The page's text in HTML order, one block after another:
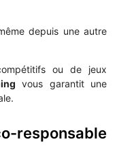
depuis une autre
ou de jeux
vous garantit une
responsable